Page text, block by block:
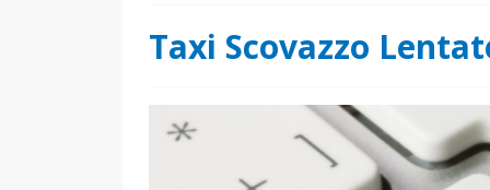
Taxi Scovazzo